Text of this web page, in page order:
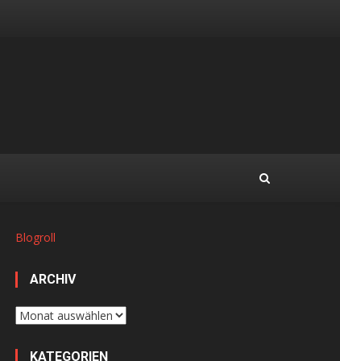
Blogroll
ARCHIV
Archiv
KATEGORIEN